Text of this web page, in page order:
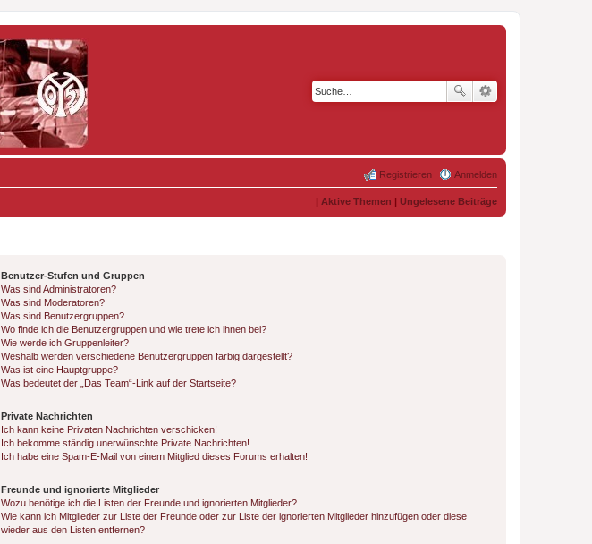
Anmelden
Registrieren
| Aktive Themen | Ungelesene Beiträge
Benutzer-Stufen und Gruppen
Was sind Administratoren?
Was sind Moderatoren?
Was sind Benutzergruppen?
Wo finde ich die Benutzergruppen und wie trete ich ihnen bei?
Wie werde ich Gruppenleiter?
Weshalb werden verschiedene Benutzergruppen farbig dargestellt?
Was ist eine Hauptgruppe?
Was bedeutet der „Das Team“-Link auf der Startseite?
Private Nachrichten
Ich kann keine Privaten Nachrichten verschicken!
Ich bekomme ständig unerwünschte Private Nachrichten!
Ich habe eine Spam-E-Mail von einem Mitglied dieses Forums erhalten!
Freunde und ignorierte Mitglieder
Wozu benötige ich die Listen der Freunde und ignorierten Mitglieder?
Wie kann ich Mitglieder zur Liste der Freunde oder zur Liste der ignorierten Mitglieder hinzufügen oder diese
wieder aus den Listen entfernen?